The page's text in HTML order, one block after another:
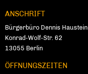
Fußbereich
ANSCHRIFT
Bürgerbüro Dennis Haustein
Konrad-Wolf-Str. 62
13055 Ber­lin
ÖFFNUNGSZEITEN